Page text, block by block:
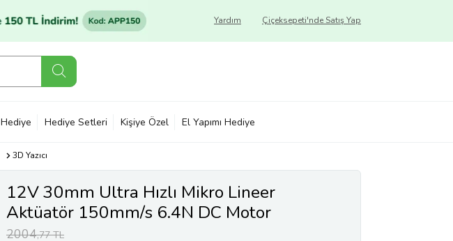
Çiçeksepeti'nde Satış Yap
Yardım
Hediye Hediye Setleri Kişiye Özel El Yapımı Hediye
3D Yazıcı
12V 30mm Ultra Hızlı Mikro Lineer
Aktüatör 150mm/s 6.4N DC Motor
2004,77 TL